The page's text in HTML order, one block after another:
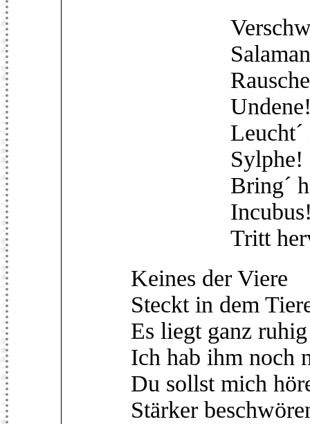
Rauschend
Leucht´ in
Sylphe!
Bring´
Incubus!
Tritt hervor
Keines der Viere
Steckt in dem
Es liegt ganz
Ich hab ihm noch
Du sollst mich
Stärker